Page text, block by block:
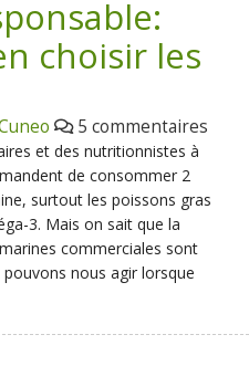
choisir les
5 commentaires
et des nutritionnistes à
de consommer 2
surtout les poissons gras
3. Mais on sait que la
commerciales sont
nous agir lorsque